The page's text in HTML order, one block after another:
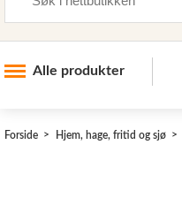
Alle produkter
Forside Hjem, hage, fritid og sjø